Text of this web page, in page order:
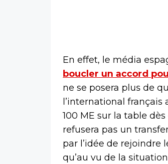
En effet, le média
boucler un accord
ne se posera plus de
l’international
100 ME sur la table
refusera pas un
par l’idée de rejoindre
qu’au vu de la